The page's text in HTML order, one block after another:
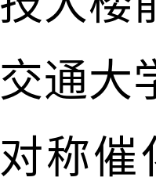
交通大
对称催